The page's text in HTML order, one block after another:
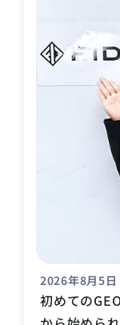
2026年8月5日
初めての